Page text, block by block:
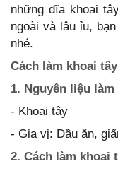
những đĩa khoai
ngoài và lâu ỉu,
nhé.
Cách làm khoai
1. Nguyên liệu
- Khoai tây
- Gia vị: Dầu ăn,
2. Cách làm khoai